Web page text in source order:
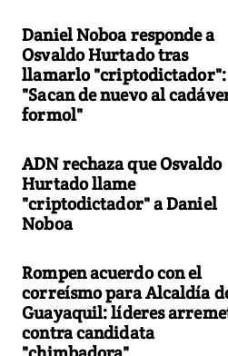
Daniel Noboa responde a
Osvaldo Hurtado tras
llamarlo "criptodictador":
"Sacan de nuevo al
formol"
ADN rechaza que Osvaldo
Hurtado llame
"criptodictador" a Daniel
Noboa
Rompen acuerdo con el
correísmo para Alcaldía
Guayaquil: líderes
contra candidata